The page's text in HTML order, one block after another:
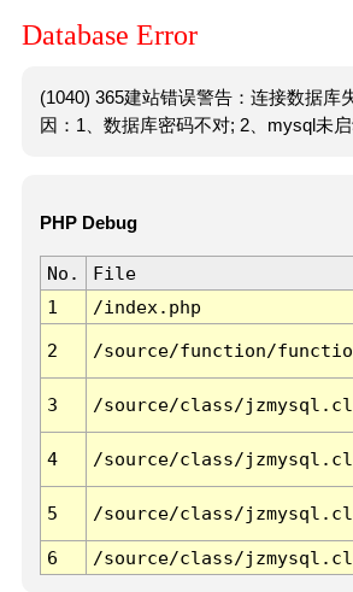
Database Error
(1040) 365建站错误警告：连接数据库
因：1、数据库密码不对; 2、mysql未启
PHP Debug
No. File
1
/index.php
2 /source/function/
3 /source/class/
4 /source/class/
5 /source/class/
6 /source/class/